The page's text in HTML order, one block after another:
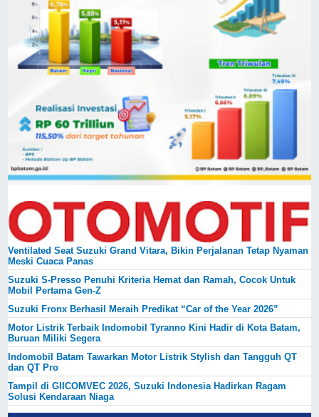
Ventilated Seat Suzuki Grand Vitara, Bikin Perjalanan Tetap Nyaman
Meski Cuaca Panas
Suzuki S-Presso Penuhi Kriteria Hemat dan Ramah, Cocok Untuk
Mobil Pertama Gen-Z
Suzuki Fronx Berhasil Meraih Predikat “Car of the Year 2026”
Motor Listrik Terbaik Indomobil Tyranno Kini Hadir di Kota Batam,
Buruan Miliki Segera
Indomobil Batam Tawarkan Motor Listrik Stylish dan Tangguh QT
dan QT Pro
Tampil di GIICOMVEC 2026, Suzuki Indonesia Hadirkan Ragam
Solusi Kendaraan Niaga